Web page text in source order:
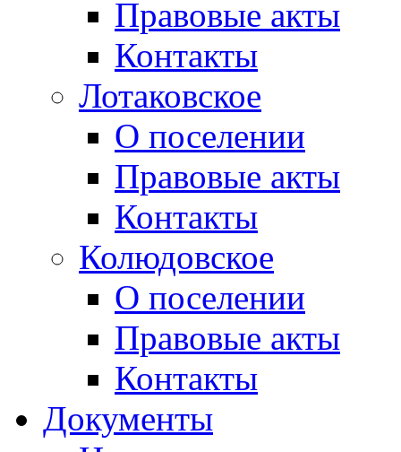
Правовые акты
Контакты
Лотаковское
О поселении
Правовые акты
Контакты
Колюдовское
О поселении
Правовые акты
Контакты
Документы